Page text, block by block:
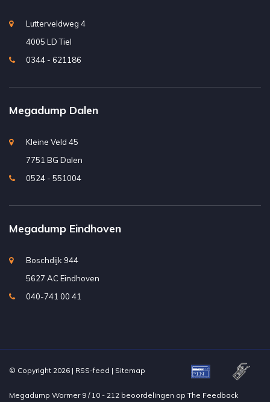
Lutterveldweg 4
4005 LD Tiel
0344 - 621186
Megadump Dalen
Kleine Veld 45
7751 BG Dalen
0524 - 551004
Megadump Eindhoven
Boschdijk 944
5627 AC Eindhoven
040-741 00 41
© Copyright 2026 | RSS-feed | Sitemap
Megadump Wormer 9 / 10 - 212 beoordelingen op The Feedback